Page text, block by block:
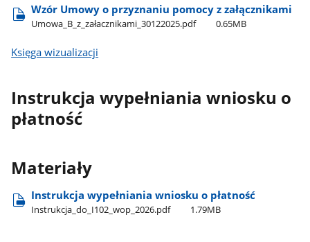
Wzór Umowy o przyznaniu pomocy z załącznikami
Umowa​​_B​_z​​_załacznikami​​_30122025.pdf 0.65MB
Księga wizualizacji
Instrukcja wypełniania wniosku o
płatność
Materiały
Instrukcja wypełniania wniosku o płatność
Instrukcja​_do​_I102​_wop​_2026.pdf 1.79MB